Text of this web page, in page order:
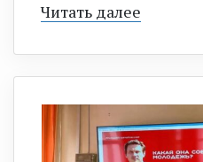
Читать далее